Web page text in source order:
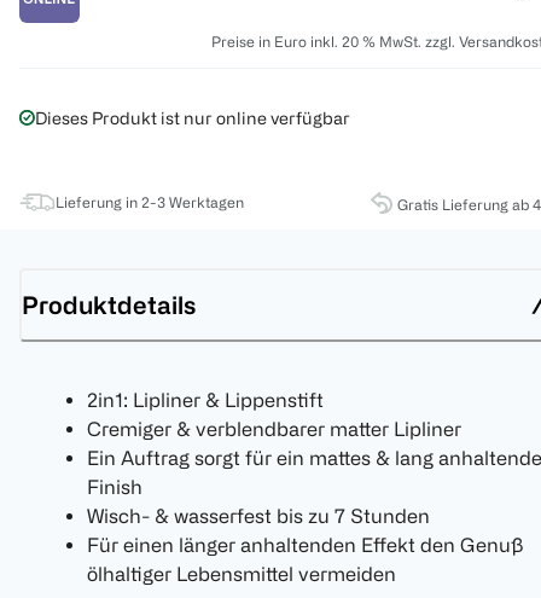
Preise in Euro inkl. 20 % MwSt. zzgl.
Dieses Produkt ist nur online verfügbar
Lieferung in 2-3 Werktagen Gratis Lieferung ab
Produktdetails
2in1: Lipliner & Lippenstift
Cremiger & verblendbarer matter Lipliner
Ein Auftrag sorgt für ein mattes & lang
Finish
Wisch- & wasserfest bis zu 7 Stunden
Für einen länger anhaltenden Effekt den Genuß
ölhaltiger Lebensmittel vermeiden